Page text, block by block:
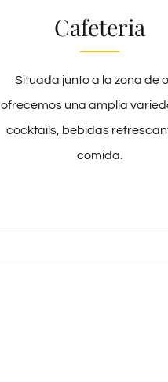
Cafeteria
Situada junto a la zona de
ofrecemos una amplia
cocktails, bebidas
comida.